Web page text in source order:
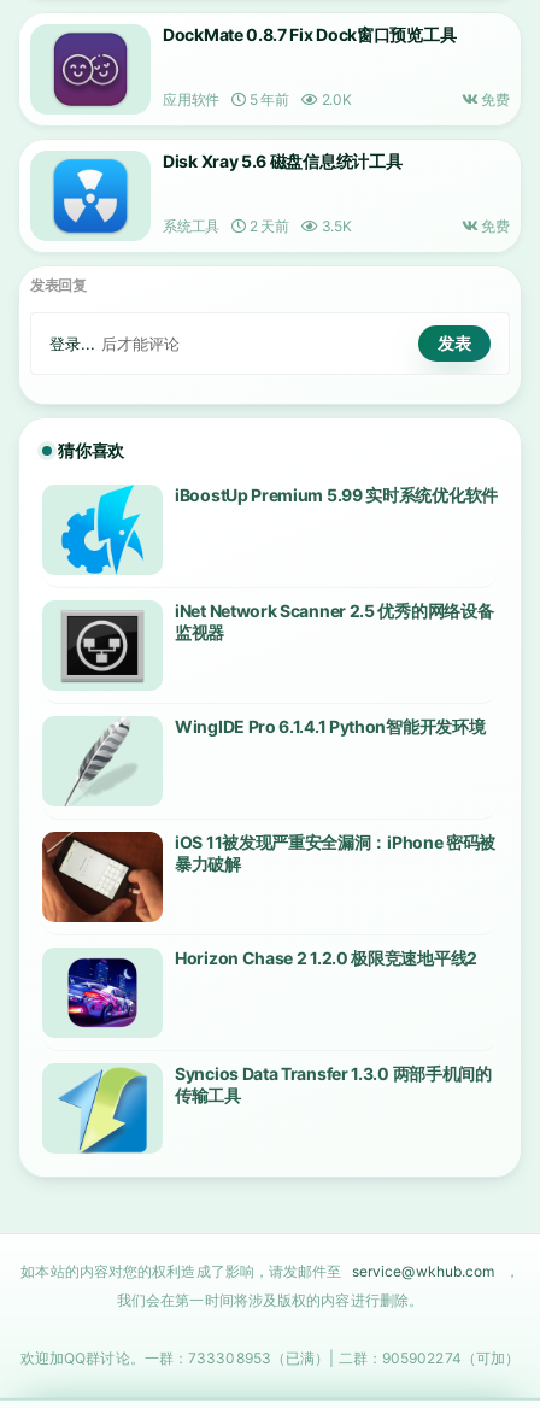
DockMate 0.8.7 Fix Dock窗口预览工具
应用软件 5 年前 2.0K 免费
Disk Xray 5.6 磁盘信息统计工具
系统工具 2 天前 3.5K 免费
发表回复
登录... 后才能评论
猜你喜欢
iBoostUp Premium 5.99 实时系统优化软件
iNet Network Scanner 2.5 优秀的网络设备
监视器
WingIDE Pro 6.1.4.1 Python智能开发环境
iOS 11被发现严重安全漏洞：iPhone 密码被
暴力破解
Horizon Chase 2 1.2.0 极限竞速地平线2
Syncios Data Transfer 1.3.0 两部手机间的
传输工具
如本站的内容对您的权利造成了影响，请发邮件至 service@wkhub.com
，
我们会在第一时间将涉及版权的内容进行删除。
欢迎加QQ群讨论。一群：733308953（已满）| 二群：905902274（可加）